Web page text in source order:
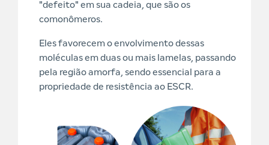
"defeito" em sua cadeia, que são os
comonômeros.
Eles favorecem o envolvimento dessas
moléculas em duas ou mais lamelas, passando
pela região amorfa, sendo essencial para a
propriedade de resistência ao ESCR.